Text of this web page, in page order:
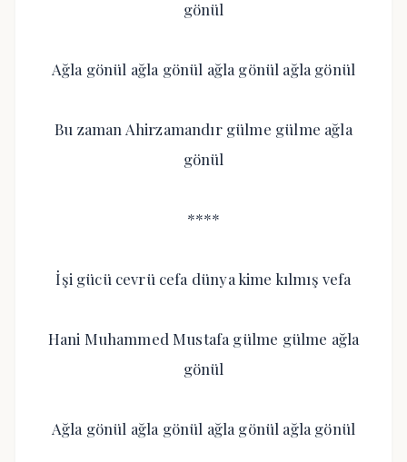
gönül
Ağla gönül ağla gönül ağla gönül ağla gönül
Bu zaman Ahirzamandır gülme gülme ağla
gönül
****
İşi gücü cevrü cefa dünya kime kılmış vefa
Hani Muhammed Mustafa gülme gülme ağla
gönül
Ağla gönül ağla gönül ağla gönül ağla gönül